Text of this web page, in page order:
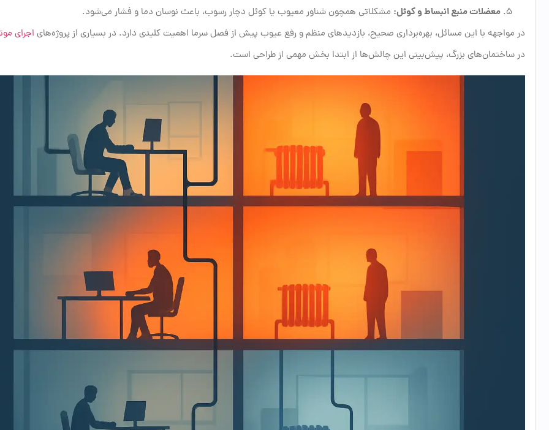
معضلات منبع انبساط و کوئل: مشکلاتی همچون شناور معیوب یا کوئل دچار رسوب، باعث نوسان دما و فشار می‌شود.
در مواجهه با این مسائل، بهره‌برداری صحیح، بازدیدهای منظم و رفع عیوب پیش از فصل سرما اهمیت کلیدی دارد. در بسیاری از پروژه‌های اجرای
در ساختمان‌های بزرگ، پیش‌بینی این چالش‌ها از ابتدا بخش مهمی از طراحی است.